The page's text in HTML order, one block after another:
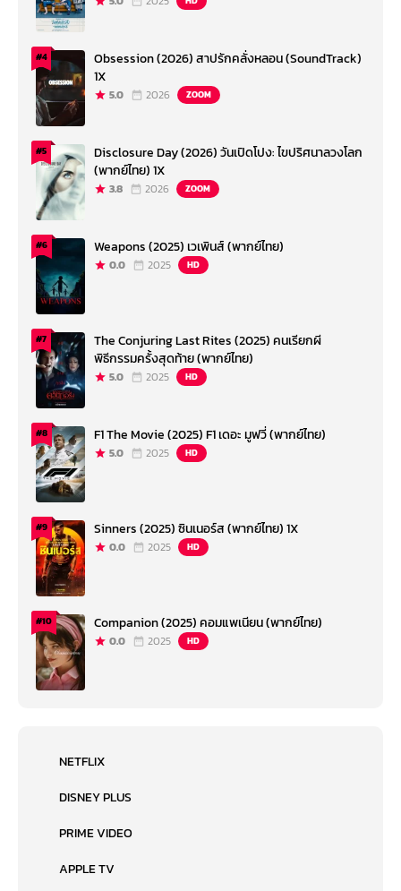
#4
Obsession (2026) สาปรักคลั่งหลอน (SoundTrack)
1X
5.0 2026 ZOOM
#5
Disclosure Day (2026) วันเปิดโปง: ไขปริศนาลวงโลก
(พากย์ไทย) 1X
3.8 2026 ZOOM
#6 Weapons (2025) เวเพินส์ (พากย์ไทย)
0.0 2025 HD
#7
The Conjuring Last Rites (2025) คนเรียกผี
พิธีกรรมครั้งสุดท้าย (พากย์ไทย)
5.0 2025 HD
#8 F1 The Movie (2025) F1 เดอะ มูฟวี่ (พากย์ไทย)
5.0 2025 HD
#9 Sinners (2025) ซินเนอร์ส (พากย์ไทย) 1X
0.0 2025 HD
#10 Companion (2025) คอมแพเนียน (พากย์ไทย)
0.0 2025 HD
NETFLIX
DISNEY PLUS
PRIME VIDEO
APPLE TV